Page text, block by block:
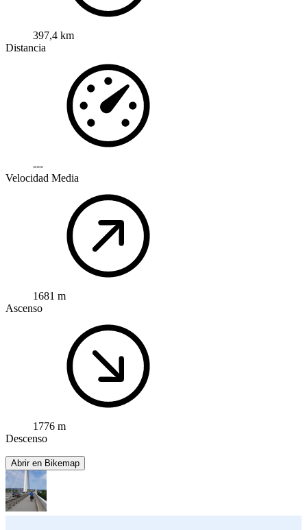
397,4 km
Distancia
---
Velocidad Media
1681 m
Ascenso
1776 m
Descenso
Abrir en Bikemap